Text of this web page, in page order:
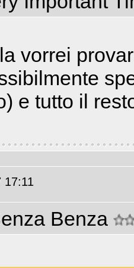
vorrei
e tutto il
17:11
Benza